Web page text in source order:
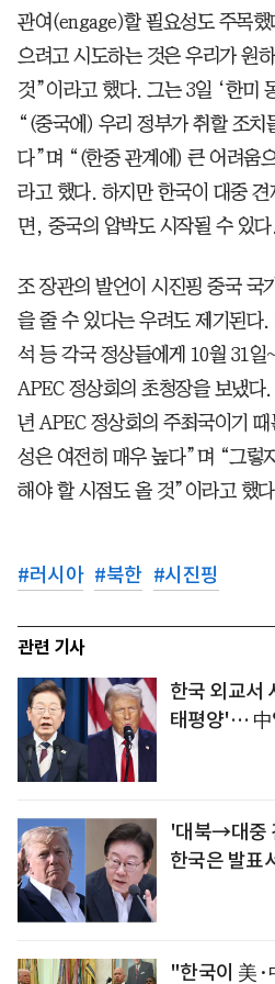
관여(engage)할 필요성도 주목
으려고 시도하는 것은 우리가 원
것”이라고 했다. 그는 3일 ‘한미
“(중국에) 우리 정부가 취할 조치
다”며 “(한중 관계에) 큰 어려움
라고 했다. 하지만 한국이 대중
면, 중국의 압박도 시작될 수 있다.
조 장관의 발언이 시진핑 중국 국
을 줄 수 있다는 우려도 제기된다
석 등 각국 정상들에게 10월 31
APEC 정상회의 초청장을 보냈다
년 APEC 정상회의 주최국이기
성은 여전히 매우 높다”며 “그렇
해야 할 시점도 올 것”이라고 했다.
#러시아 #북한 #시진핑
관련 기사
한국 외교서
태평양'… 中
'대북→대중
한국은 발표
"한국이 美·